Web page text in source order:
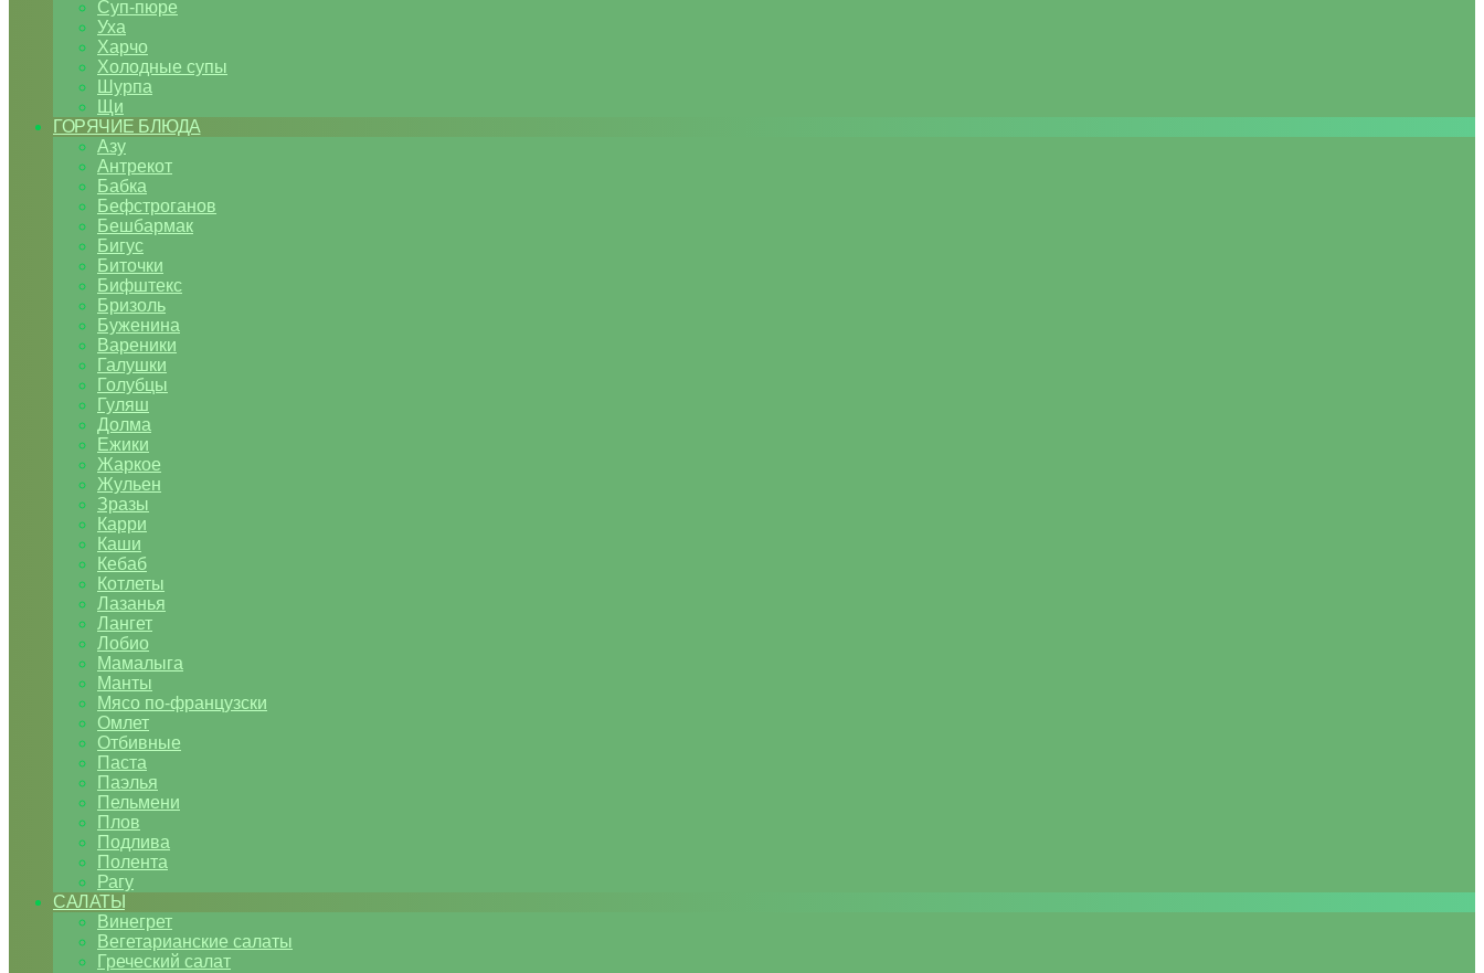
Суп-пюре
Уха
Харчо
Холодные супы
Шурпа
Щи
ГОРЯЧИЕ БЛЮДА
Азу
Антрекот
Бабка
Бефстроганов
Бешбармак
Бигус
Биточки
Бифштекс
Бризоль
Буженина
Вареники
Галушки
Голубцы
Гуляш
Долма
Ежики
Жаркое
Жульен
Зразы
Карри
Каши
Кебаб
Котлеты
Лазанья
Лангет
Лобио
Мамалыга
Манты
Мясо по-французски
Омлет
Отбивные
Паста
Паэлья
Пельмени
Плов
Подлива
Полента
Рагу
САЛАТЫ
Винегрет
Вегетарианские салаты
Греческий салат